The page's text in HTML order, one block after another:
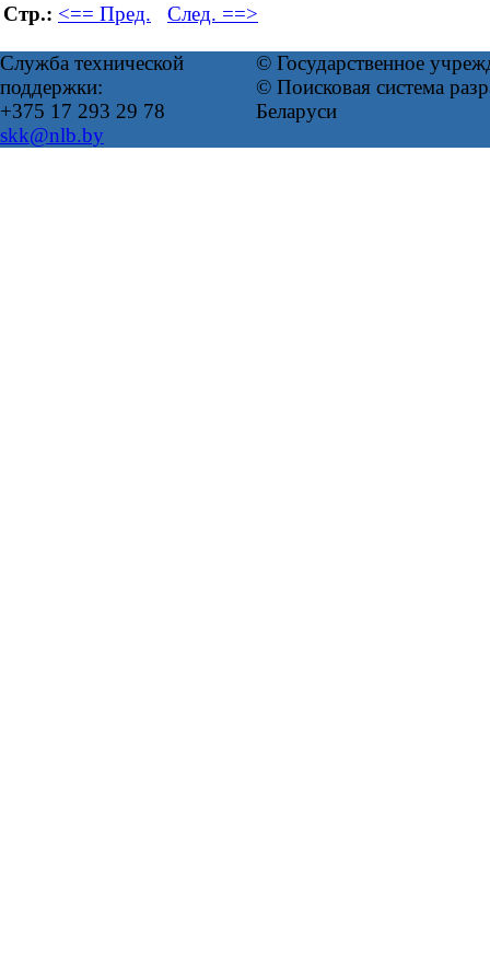
Стр.: <== Пред. След. ==>
Служба технической
поддержки:
+375 17 293 29 78
skk@nlb.by
© Государственное
© Поисковая система
Беларуси